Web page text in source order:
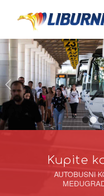
Kupite
AUTOBUSNI